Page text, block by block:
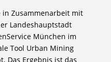
Zusammenarbeit mit
Landeshauptstadt
München im
Tool Urban Mining
Das Ergebnis ist das